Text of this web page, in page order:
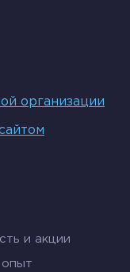
организации
и акции